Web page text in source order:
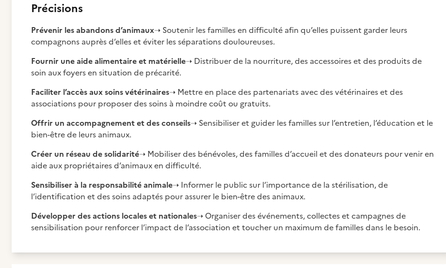
Précisions
Prévenir les abandons d’animaux➝ Soutenir les familles en difficulté afin qu’elles puissent garder leurs
compagnons auprès d’elles et éviter les séparations douloureuses.
Fournir une aide alimentaire et matérielle➝ Distribuer de la nourriture, des accessoires et des produits de
soin aux foyers en situation de précarité.
Faciliter l’accès aux soins vétérinaires➝ Mettre en place des partenariats avec des vétérinaires et des
associations pour proposer des soins à moindre coût ou gratuits.
Offrir un accompagnement et des conseils➝ Sensibiliser et guider les familles sur l’entretien, l’éducation et le
bien-être de leurs animaux.
Créer un réseau de solidarité➝ Mobiliser des bénévoles, des familles d’accueil et des donateurs pour venir en
aide aux propriétaires d’animaux en difficulté.
Sensibiliser à la responsabilité animale➝ Informer le public sur l’importance de la stérilisation, de
l’identification et des soins adaptés pour assurer le bien-être des animaux.
Développer des actions locales et nationales➝ Organiser des événements, collectes et campagnes de
sensibilisation pour renforcer l’impact de l’association et toucher un maximum de familles dans le besoin.